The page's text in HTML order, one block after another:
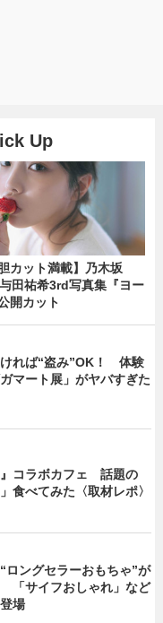
Up
胆カット満載】乃木坂
田祐希3rd写真集『ヨー
開カット
れば“盗み”OK！ 体験
マート展」がヤバすぎた
』コラボカフェ 話題の
食べてみた〈取材レポ〉
ロングセラーおもちゃ”が
「サイフおしゃれ」など
場